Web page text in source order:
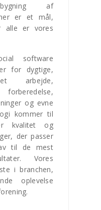
af
er et mål,
alle er vores
software
for dygtige,
arbejde,
og evne
kommer til
kvalitet og
der passer
til de mest
Vores
i branchen,
oplevelse